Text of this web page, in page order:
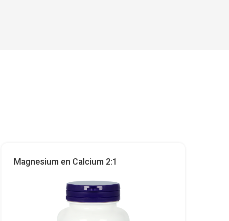
Magnesium en Calcium 2:1